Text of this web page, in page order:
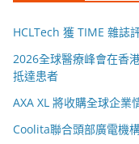
HCLTech 獲 TIME 雜誌
2026全球醫療峰會在香
抵達患者
AXA XL 將收購全球企業
Coolita聯合頭部廣電機